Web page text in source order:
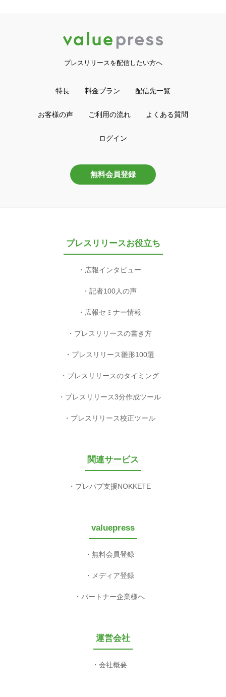
プレスリリースを配信したい方へ
特長 料金プラン 配信先一覧
お客様の声 ご利用の流れ よくある質問
ログイン
無料会員登録
プレスリリースお役立ち
広報インタビュー
記者100人の声
広報セミナー情報
プレスリリースの書き方
プレスリリース雛形100選
プレスリリースのタイミング
プレスリリース3分作成ツール
プレスリリース校正ツール
関連サービス
プレパブ支援NOKKETE
valuepress
無料会員登録
メディア登録
パートナー企業様へ
運営会社
会社概要